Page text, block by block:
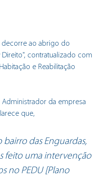
decorre ao abrigo do
Direito", contratualizado com
e Reabilitação
Administrador da empresa
que,
bairro das Enguardas,
feito uma intervenção
no PEDU [Plano